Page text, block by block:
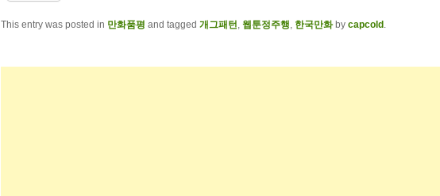
This entry was posted in 만화품평 and tagged 개그패턴 웹툰정주행 한국만화by capcold.